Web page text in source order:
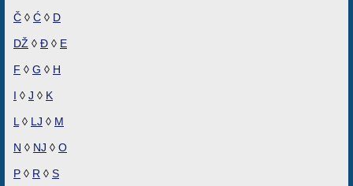
Č ◊ Ć ◊ D
DŽ ◊ Đ ◊ E
F ◊ G ◊ H
I ◊ J ◊ K
L ◊ LJ ◊ M
N ◊ NJ ◊ O
P ◊ R ◊ S